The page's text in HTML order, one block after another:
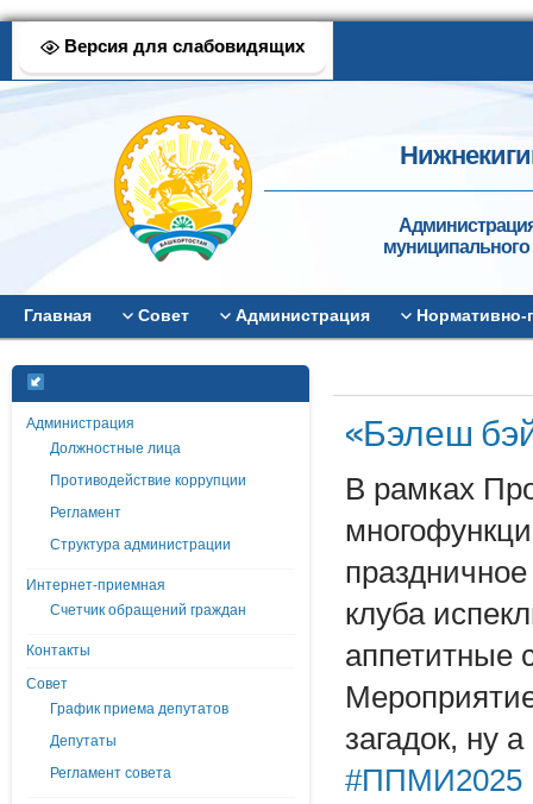
Версия для слабовидящих
муниципального
Главная Совет Администрация
Администрация
Должностные лица
Противодействие коррупции
Регламент
Структура администрации
Интернет-приемная
Счетчик обращений граждан
Контакты
Совет
График приема депутатов
Депутаты
Регламент совета
«Бэлеш
В рамках
клуба
аппетитные
загадок, ну
#ППМИ2025